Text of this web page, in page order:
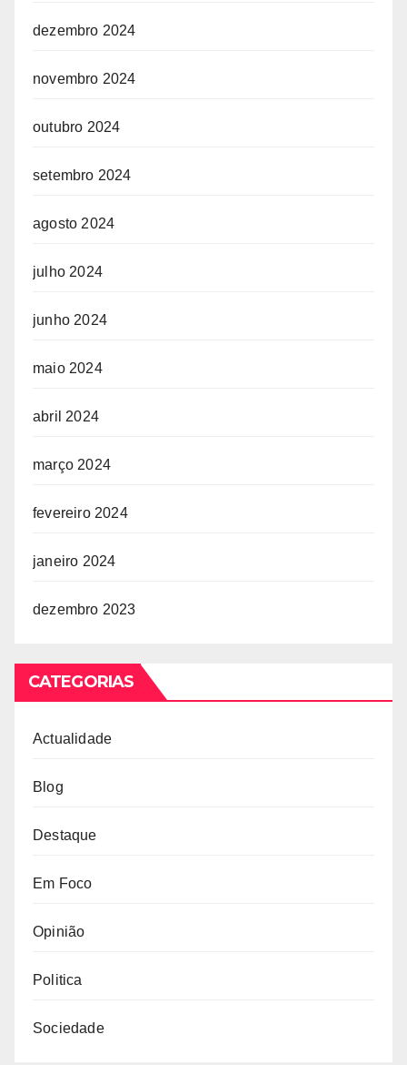
dezembro 2024
novembro 2024
outubro 2024
setembro 2024
agosto 2024
julho 2024
junho 2024
maio 2024
abril 2024
março 2024
fevereiro 2024
janeiro 2024
dezembro 2023
CATEGORIAS
Actualidade
Blog
Destaque
Em Foco
Opinião
Politica
Sociedade